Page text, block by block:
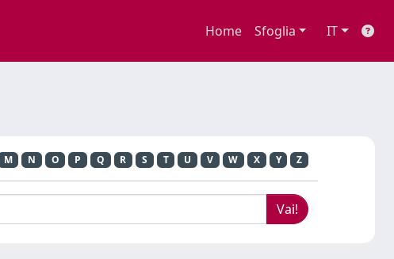
Home Sfoglia IT
M N O P Q R S T U V W X Y Z